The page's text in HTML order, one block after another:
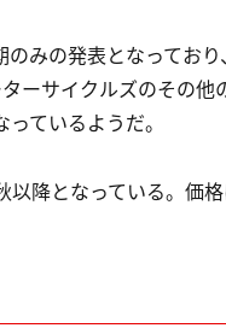
みの発表となっており
ーサイクルズのその他
ているようだ。
以降となっている。価